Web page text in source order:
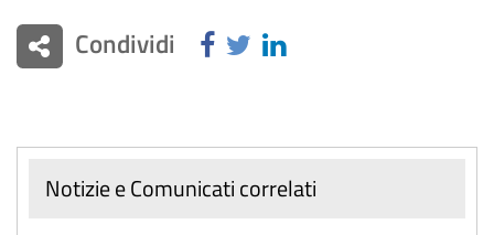
Condividi
Notizie e Comunicati correlati